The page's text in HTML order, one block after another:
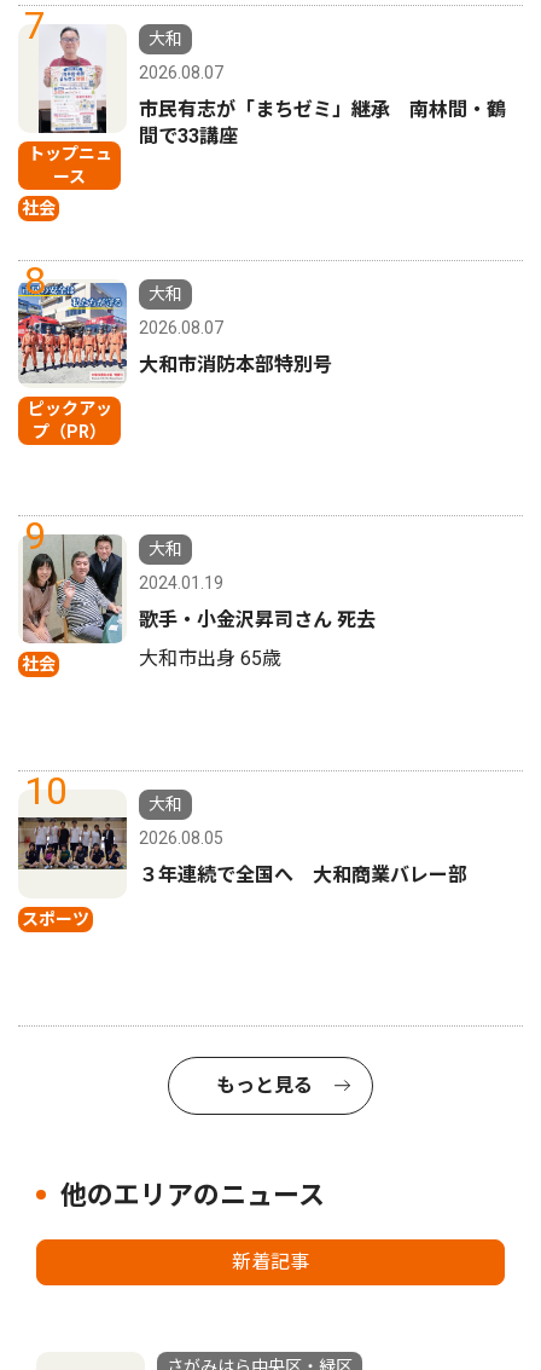
7
トップニュ
ース
社会
大和
2026.08.07
市民有志が「まちゼミ」継承 南林間・鶴
間で33講座
8
ピックアッ
プ（PR）
大和
2026.08.07
大和市消防本部特別号
9
社会
大和
2024.01.19
歌手・小金沢昇司さん 死去
大和市出身 65歳
10
スポーツ
大和
2026.08.05
３年連続で全国へ 大和商業バレー部
もっと見る
他のエリアのニュース
新着記事
さがみはら中央区・緑区